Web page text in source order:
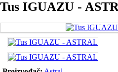
Tus IGUAZU -